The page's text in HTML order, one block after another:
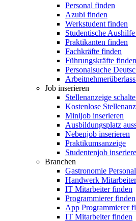
Personal finden
Azubi finden
Werkstudent finden
Studentische
Praktikanten finden
Fachkräfte finden
Führungskräfte finden
Personalsuche
Job inserieren
Stellenanzeige
Kostenlose
Minijob inserieren
Ausbildungsplatz
Nebenjob inserieren
Praktikumsanzeige
Studentenjob
Branchen
Gastronomie
Handwerk
IT Mitarbeiter finden
Programmierer finden
App Programmierer
IT Mitarbeiter finden